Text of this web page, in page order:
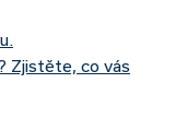
Zjistěte, co vás